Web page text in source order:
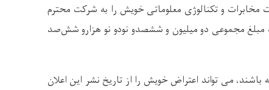
خویش را به شرکت محترم
مبلغ مجموعی دو میلیون و ششصدو نودو نو هزارو شش‌صد
می تواند اعتراض خویش را از تاریخ نشر این اعلان